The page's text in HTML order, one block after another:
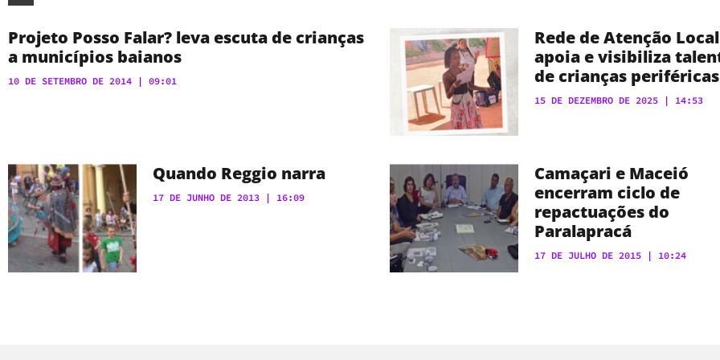
Projeto Posso Falar? leva escuta de crianças
a municípios baianos
10 DE SETEMBRO DE 2014 09:01
Rede de Atenção Local
apoia e visibiliza
de crianças periféricas
15 DE DEZEMBRO DE 2025 14:53
Quando Reggio narra
17 DE JUNHO DE 2013 16:09
Camaçari e Maceió
encerram ciclo de
repactuações do
Paralapracá
17 DE JULHO DE 2015 10:24